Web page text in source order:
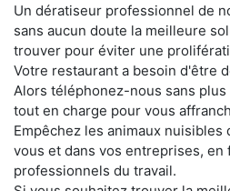
Un dératiseur professionnel de
sans aucun doute la meilleure
trouver pour éviter une
Votre restaurant a besoin d'être
Alors téléphonez-nous sans
tout en charge pour vous
Empêchez les animaux
vous et dans vos entreprises, en
professionnels du travail.